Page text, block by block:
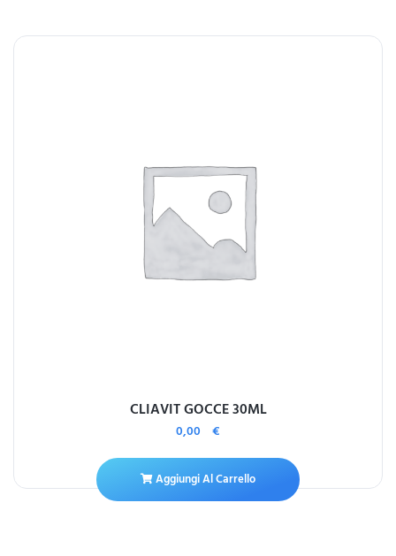
CLIAVIT GOCCE 30ML
0,00 €
Aggiungi Al Carrello